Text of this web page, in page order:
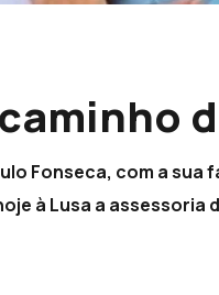
Fonseca, com a sua
à Lusa a